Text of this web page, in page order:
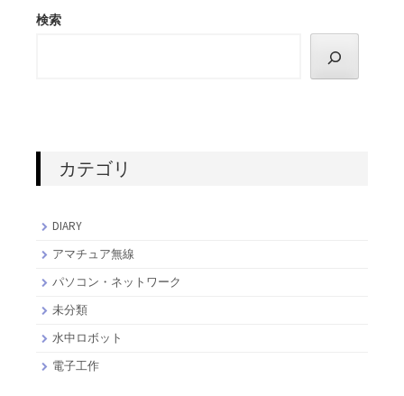
検索
カテゴリ
DIARY
アマチュア無線
パソコン・ネットワーク
未分類
水中ロボット
電子工作